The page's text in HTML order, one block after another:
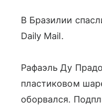
В Бразилии
Daily Mail.
Рафаэль Ду
пластиковом
оборвался.